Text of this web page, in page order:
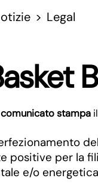
Legal
stampa
per la
e/o